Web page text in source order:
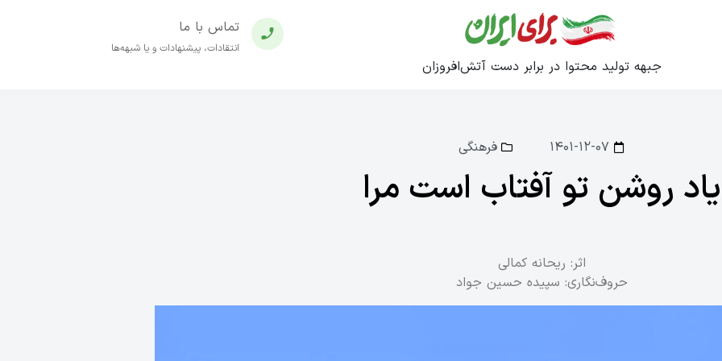
جبهه تولید محتوا در برابر دست آتش‌افروزان
تماس با ما
انتقادات، پیشنهادات و یا شبهه‌ها
۱۴۰۱-۱۲-۰۷ فرهنگی
یاد روشن تو آفتاب است مرا
اثر: ریحانه کمالی
حروف‌نگاری: سپیده حسین جواد